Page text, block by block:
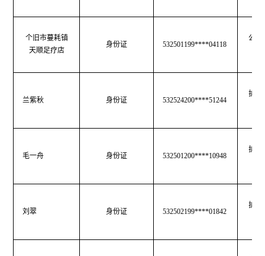
个旧市蔓耗镇
天顺足疗店
身份证 532501199****04118
公共
兰紫秋 身份证 532524200****51244
护士
毛一舟 身份证 532501200****10948
护士
刘翠 身份证 532502199****01842
护士